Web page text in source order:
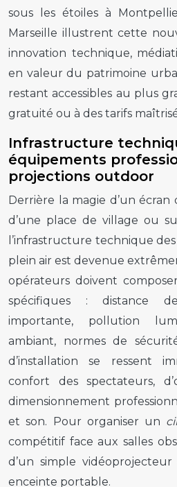
sous les étoiles à
Marseille illustrent cette
innovation technique,
en valeur du patrimoine
restant accessibles au plus
gratuité ou à des tarifs
Infrastructure
équipements
projections outdoor
Derrière la magie d’un
d’une place de village ou
l’infrastructure technique
plein air est devenue
opérateurs doivent
spécifiques : distance
importante, pollution
ambiant, normes de
d’installation se ressent
confort des spectateurs,
dimensionnement
et son. Pour organiser un
compétitif face aux salles
d’un simple
enceinte portable.